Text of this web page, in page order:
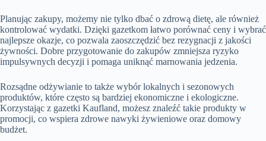
Planując zakupy, możemy nie tylko dbać o zdrową dietę, ale również
kontrolować wydatki. Dzięki gazetkom łatwo porównać ceny i wybrać
najlepsze okazje, co pozwala zaoszczędzić bez rezygnacji z jakości
żywności. Dobre przygotowanie do zakupów zmniejsza ryzyko
impulsywnych decyzji i pomaga uniknąć marnowania jedzenia.
Rozsądne odżywianie to także wybór lokalnych i sezonowych
produktów, które często są bardziej ekonomiczne i ekologiczne.
Korzystając z gazetki Kaufland, możesz znaleźć takie produkty w
promocji, co wspiera zdrowe nawyki żywieniowe oraz domowy
budżet.